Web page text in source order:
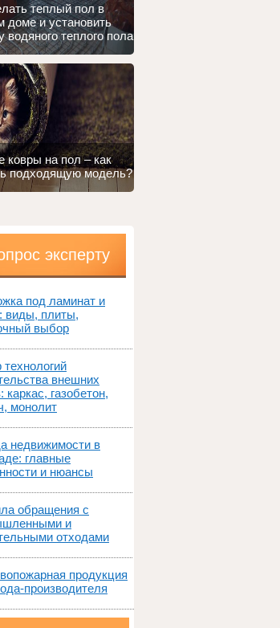
теплый пол в
доме и установить
водяного теплого пола
ковры на пол – как
подходящую модель?
эксперту
под ламинат и
виды, плиты,
выбор
внешних
каркас, газобетон,
монолит
недвижимости в
главные
и нюансы
обращения с
и
отходами
продукция
производителя